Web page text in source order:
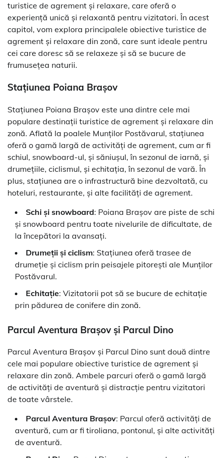
turistice de agrement și relaxare, care oferă o
experiență unică și relaxantă pentru vizitatori. În acest
capitol, vom explora principalele obiective turistice de
agrement și relaxare din zonă, care sunt ideale pentru
cei care doresc să se relaxeze și să se bucure de
frumusețea naturii.
Stațiunea Poiana Brașov
Stațiunea Poiana Brașov este una dintre cele mai
populare destinații turistice de agrement și relaxare din
zonă. Aflată la poalele Munților Postăvarul, stațiunea
oferă o gamă largă de activități de agrement, cum ar fi
schiul, snowboard-ul, și săniușul, în sezonul de iarnă, și
drumețiile, ciclismul, și echitația, în sezonul de vară. În
plus, stațiunea are o infrastructură bine dezvoltată, cu
hoteluri, restaurante, și alte facilități de agrement.
Schi și snowboard: Poiana Brașov are piste de schi
și snowboard pentru toate nivelurile de dificultate, de
la începători la avansați.
Drumeții și ciclism: Stațiunea oferă trasee de
drumeție și ciclism prin peisajele pitorești ale Munților
Postăvarul.
Echitație: Vizitatorii pot să se bucure de echitație
prin pădurea de conifere din zonă.
Parcul Aventura Brașov și Parcul Dino
Parcul Aventura Brașov și Parcul Dino sunt două dintre
cele mai populare obiective turistice de agrement și
relaxare din zonă. Ambele parcuri oferă o gamă largă
de activități de aventură și distracție pentru vizitatori
de toate vârstele.
Parcul Aventura Brașov: Parcul oferă activități de
aventură, cum ar fi tiroliana, pontonul, și alte activități
de aventură.